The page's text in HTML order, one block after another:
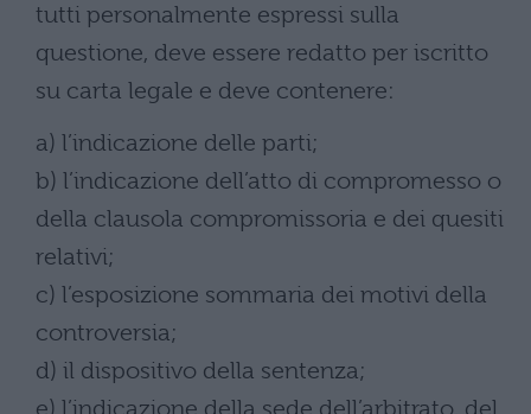
tutti personalmente espressi sulla
questione, deve essere redatto per iscritto
su carta legale e deve contenere:
a) l’indicazione delle parti;
b) l’indicazione dell’atto di compromesso o
della clausola compromissoria e dei quesiti
relativi;
c) l’esposizione sommaria dei motivi della
controversia;
d) il dispositivo della sentenza;